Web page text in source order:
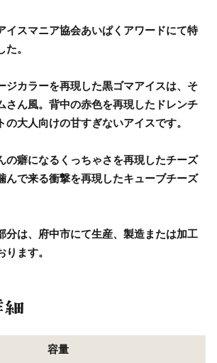
イスマニア協会あいぱくアワードにて特
。
ジカラーを再現した黒ゴマアイスは、そ
さん風。背中の赤色を再現したドレンチ
の大人向けの甘すぎないアイスです。
の癖になるくっちゃさを再現したチーズ
んで来る衝撃を再現したキューブチーズ
分は、府中市にて生産、製造または加工
ります。
容量